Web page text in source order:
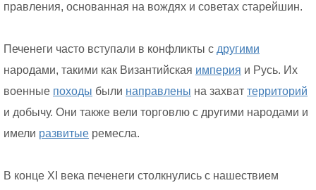
правления, основанная на вождях и советах старейшин.
Печенеги часто вступали в конфликты с другими
народами, такими как Византийская империя и Русь. Их
военные походы были направлены на захват территорий
и добычу. Они также вели торговлю с другими народами и
имели развитые ремесла.
В конце XI века печенеги столкнулись с нашествием